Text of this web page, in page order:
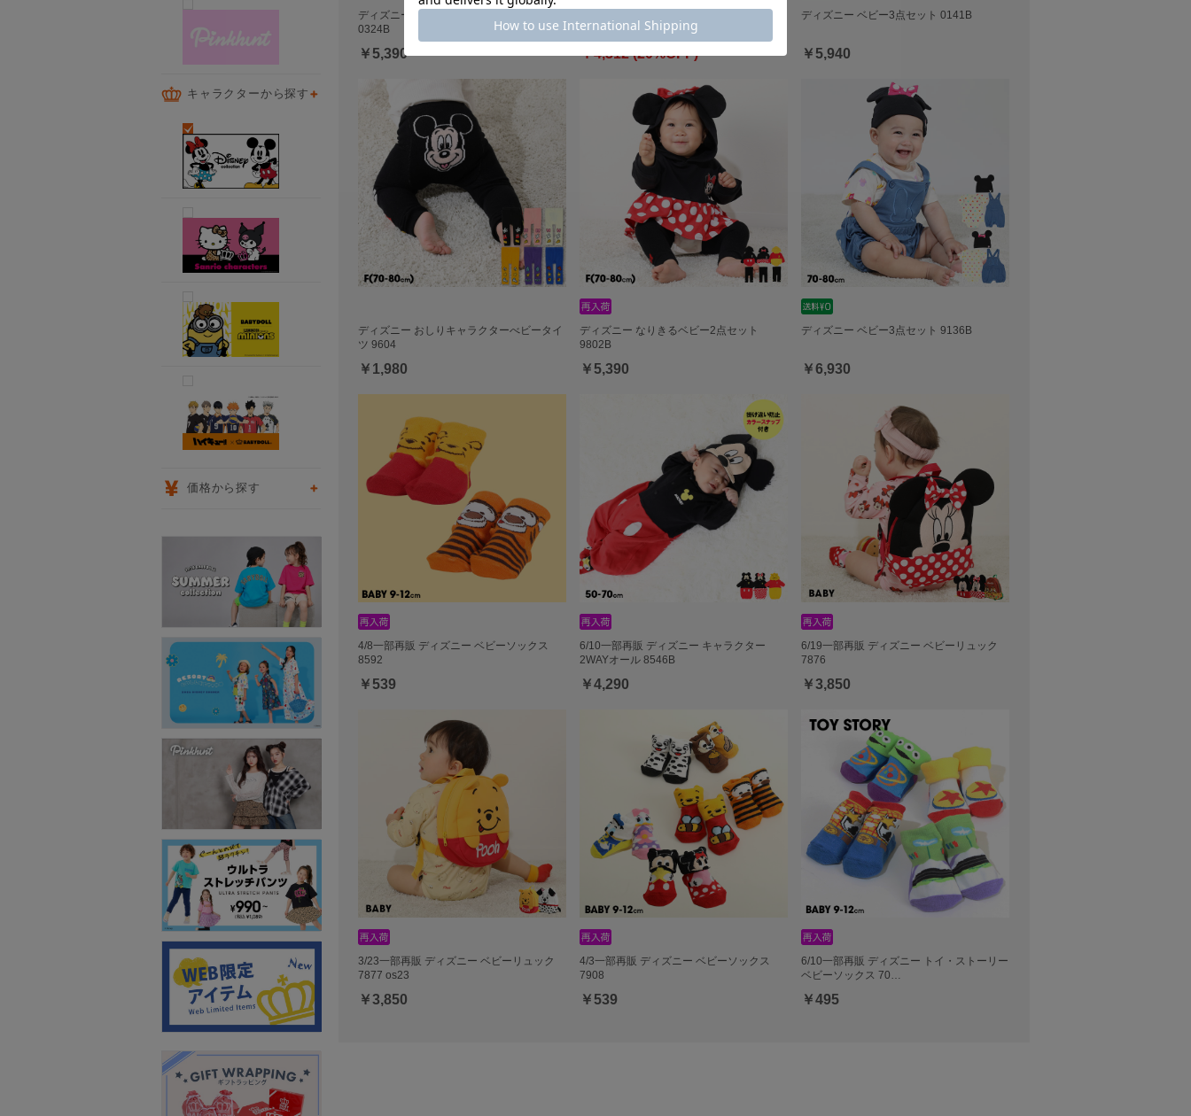
ディズニー チュニック&ブルマ 2点セット
0324B
￥5,390
ニムベビーセッ…
￥4,312 (20%OFF)
ディズニー ベビー3点セット 0141B
￥5,940
ディズニー おしりキャラクターべビータイ
ツ 9604
￥1,980
ディズニー なりきるベビー2点セット
9802B
￥5,390
ディズニー ベビー3点セット 9136B
￥6,930
4/8一部再販 ディズニー ベビーソックス
8592
￥539
6/10一部再販 ディズニー キャラクター
2WAYオール 8546B
￥4,290
6/19一部再販 ディズニー ベビーリュック
7876
￥3,850
3/23一部再販 ディズニー ベビーリュック
7877 os23
￥3,850
4/3一部再販 ディズニー ベビーソックス
7908
￥539
6/10一部再販 ディズニー トイ・ストーリー
ベビーソックス 70…
￥495
キャラクターから探す
価格から探す